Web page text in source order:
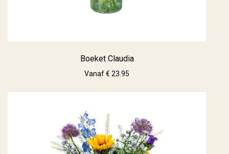
Boeket Claudia
Vanaf € 23.95